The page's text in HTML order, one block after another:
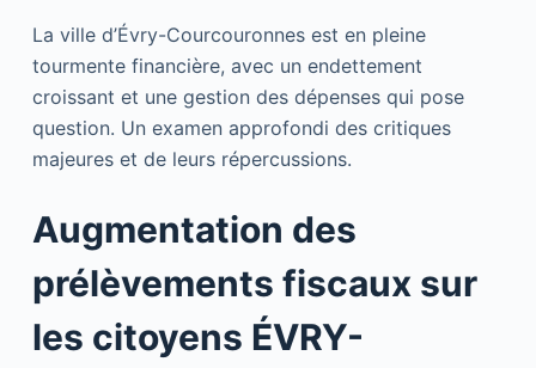
La ville d’Évry-Courcouronnes est en pleine
tourmente financière, avec un endettement
croissant et une gestion des dépenses qui pose
question. Un examen approfondi des critiques
majeures et de leurs répercussions.
Augmentation des
prélèvements fiscaux sur
les citoyens ÉVRY-